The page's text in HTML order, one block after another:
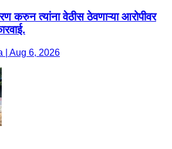
करुन त्यांना वेठीस ठेवणाऱ्या आरोपीवर
| Aug 6, 2026